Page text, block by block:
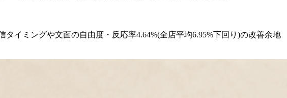
イミングや文面の自由度・反応率4.64%(全店平均6.95%下回り)の改善余地